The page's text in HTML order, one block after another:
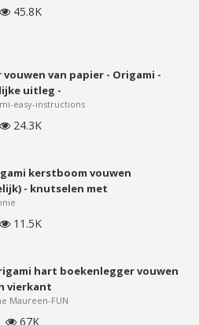
45.8K
vouwen van papier - Origami -
uitleg -
easy-instructions
24.3K
kerstboom vouwen
- knutselen met
11.5K
hart boekenlegger vouwen
vierkant
Maureen-FUN
67K